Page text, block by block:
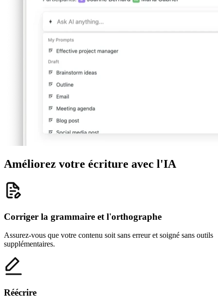
Améliorez votre écriture avec l'IA
Corriger la grammaire et l'orthographe
Assurez-vous que votre contenu soit sans erreur et soigné sans outils
supplémentaires.
Réécrire